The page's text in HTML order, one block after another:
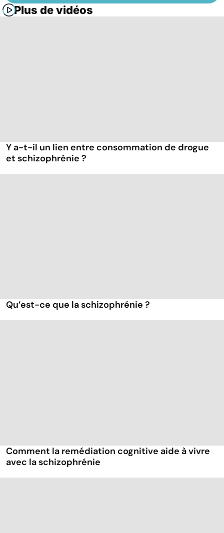
Plus de vidéos
Y a-t-il un lien entre consommation de drogue
et schizophrénie ?
Qu’est-ce que la schizophrénie ?
Comment la remédiation cognitive aide à vivre
avec la schizophrénie